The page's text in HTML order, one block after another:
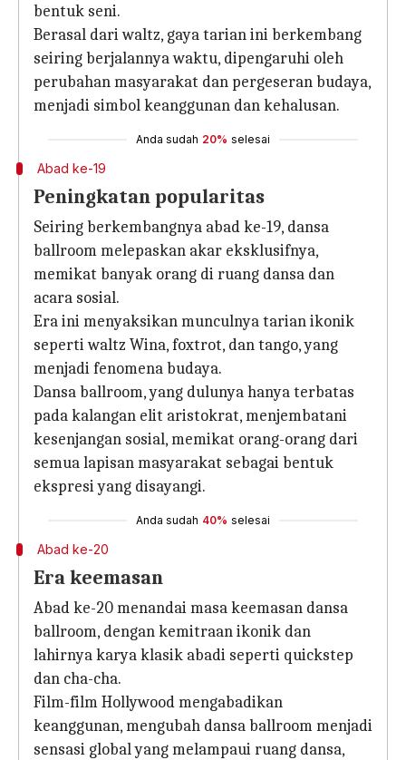
bentuk seni.
Berasal dari waltz, gaya tarian ini berkembang
seiring berjalannya waktu, dipengaruhi oleh
perubahan masyarakat dan pergeseran budaya,
menjadi simbol keanggunan dan kehalusan.
Anda sudah 20% selesai
Abad ke-19
Peningkatan popularitas
Seiring berkembangnya abad ke-19, dansa
ballroom melepaskan akar eksklusifnya,
memikat banyak orang di ruang dansa dan
acara sosial.
Era ini menyaksikan munculnya tarian ikonik
seperti waltz Wina, foxtrot, dan tango, yang
menjadi fenomena budaya.
Dansa ballroom, yang dulunya hanya terbatas
pada kalangan elit aristokrat, menjembatani
kesenjangan sosial, memikat orang-orang dari
semua lapisan masyarakat sebagai bentuk
ekspresi yang disayangi.
Anda sudah 40% selesai
Abad ke-20
Era keemasan
Abad ke-20 menandai masa keemasan dansa
ballroom, dengan kemitraan ikonik dan
lahirnya karya klasik abadi seperti quickstep
dan cha-cha.
Film-film Hollywood mengabadikan
keanggunan, mengubah dansa ballroom menjadi
sensasi global yang melampaui ruang dansa,